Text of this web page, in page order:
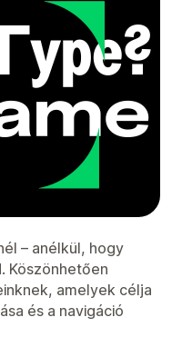
– anélkül, hogy
Köszönhetően
amelyek célja
és a navigáció